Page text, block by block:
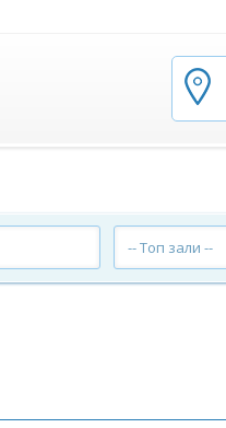
-- Топ зали --